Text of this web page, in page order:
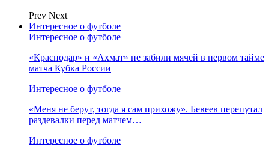
Prev Next
Интересное о футболе
Интересное о футболе
«Краснодар» и «Ахмат» не забили мячей в первом тайме
матча Кубка России
Интересное о футболе
«Меня не берут, тогда я сам прихожу». Бевеев перепутал
раздевалки перед матчем…
Интересное о футболе